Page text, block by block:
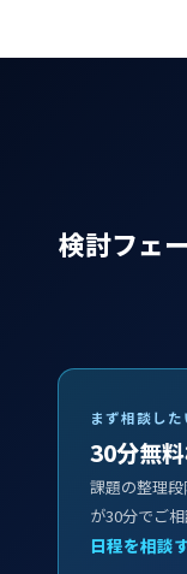
検討フェ
まず相談した
30分無
課題の整理
が30分でご相
日程を相談